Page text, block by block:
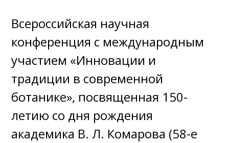
Всероссийская научная
конференция с международным
участием «Инновации и
традиции в современной
ботанике», посвященная 150-
летию со дня рождения
академика В. Л. Комарова (58-е